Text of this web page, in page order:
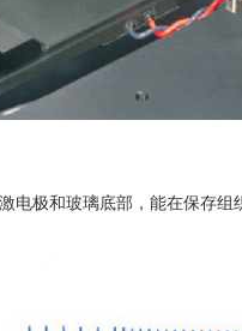
电极和玻璃底部，能在保存